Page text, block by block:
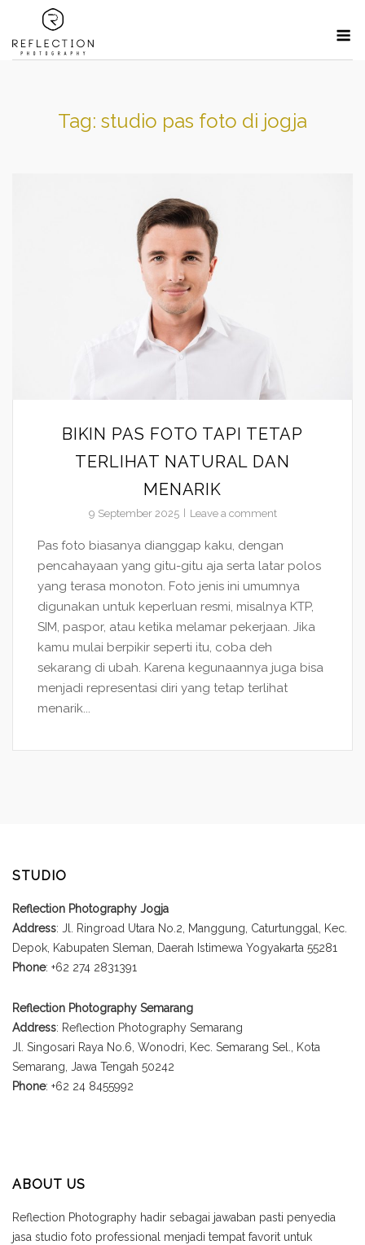
content
Tag: studio pas foto di jogja
BIKIN PAS FOTO TAPI TETAP
TERLIHAT NATURAL DAN
MENARIK
9 September 2025 Leave a comment
Pas foto biasanya dianggap kaku, dengan
pencahayaan yang gitu-gitu aja serta latar polos
yang terasa monoton. Foto jenis ini umumnya
digunakan untuk keperluan resmi, misalnya KTP,
SIM, paspor, atau ketika melamar pekerjaan. Jika
kamu mulai berpikir seperti itu, coba deh
sekarang di ubah. Karena kegunaannya juga bisa
menjadi representasi diri yang tetap terlihat
menarik...
STUDIO
Reflection Photography Jogja
Address: Jl. Ringroad Utara No.2, Manggung, Caturtunggal, Kec.
Depok, Kabupaten Sleman, Daerah Istimewa Yogyakarta 55281
Phone: +62 274 2831391
Reflection Photography Semarang
Address: Reflection Photography Semarang
Jl. Singosari Raya No.6, Wonodri, Kec. Semarang Sel., Kota
Semarang, Jawa Tengah 50242
Phone: +62 24 8455992
ABOUT US
Reflection Photography hadir sebagai jawaban pasti penyedia
jasa studio foto professional menjadi tempat favorit untuk